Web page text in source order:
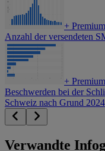
+
Anzahl der versendeten
+
Beschwerden bei der
Schweiz nach Grund 2024
Verwandte